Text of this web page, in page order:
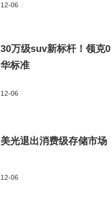
12-06
30万级suv新标杆！领克
华标准
12-06
美光退出消费级存储市
12-06